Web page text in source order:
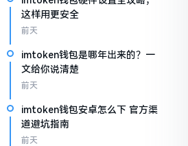
这样用更安全
前天
imtoken钱包是哪年出来的？一
文给你说清楚
前天
imtoken钱包安卓怎么下 官方渠
道避坑指南
前天